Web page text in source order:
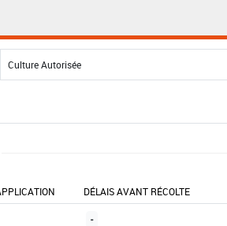
DÉLAIS AVANT RÉCOLTE
-